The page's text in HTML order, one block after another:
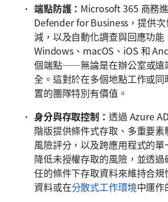
端點防護： Microsoft 365 商務
Defender for Business，提供
減，以及自動化調查與回應功能
Windows、macOS、iOS 和
個端點——無論是在辦公室或
全。這對於在多個地點工作或
置的團隊特別有價值。
身分與存取控制： 透過 Azure
階版提供條件式存取、多重要
風險評分，以及跨應用程式的
降低未授權存取的風險，並透
任的條件下存取資料來維持合
資料或在分散式工作環境中運作